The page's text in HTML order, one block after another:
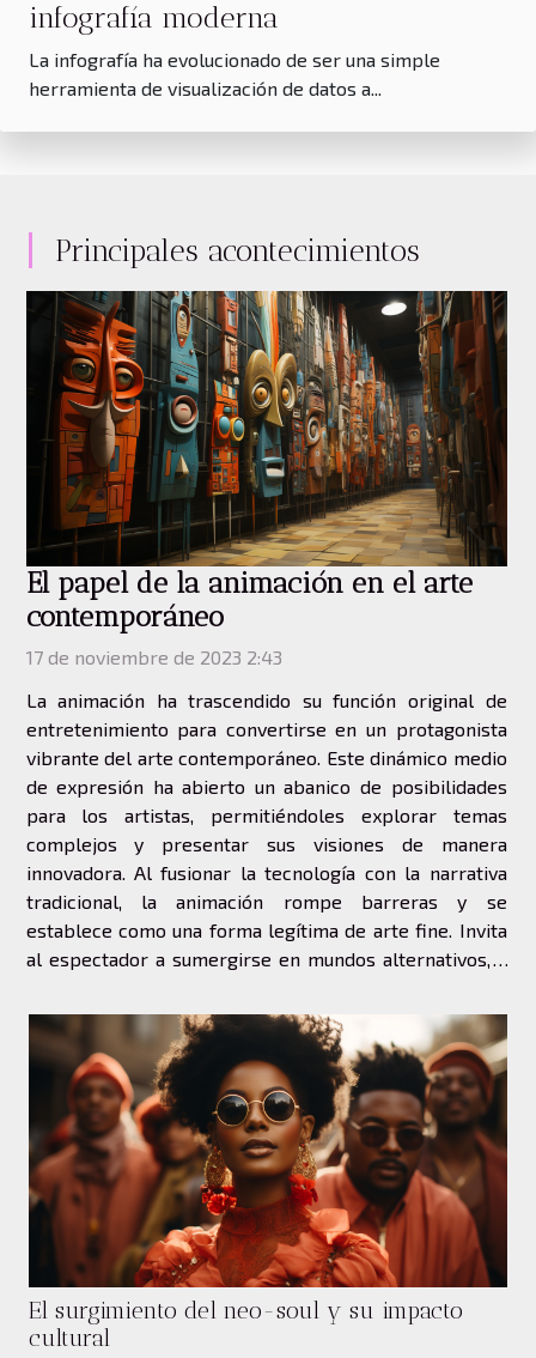
infografía moderna
La infografía ha evolucionado de ser una simple
herramienta de visualización de datos a...
Principales acontecimientos
El papel de la animación en el arte
contemporáneo
17 de noviembre de 2023 2:43
La animación ha trascendido su función original de
entretenimiento para convertirse en un protagonista
vibrante del arte contemporáneo. Este dinámico medio
de expresión ha abierto un abanico de posibilidades
para los artistas, permitiéndoles explorar temas
complejos y presentar sus visiones de manera
innovadora. Al fusionar la tecnología con la narrativa
tradicional, la animación rompe barreras y se
establece como una forma legítima de arte fine. Invita
al espectador a sumergirse en mundos alternativos, a
experimentar una conexión emocional profunda...
El surgimiento del neo-soul y su impacto
cultural